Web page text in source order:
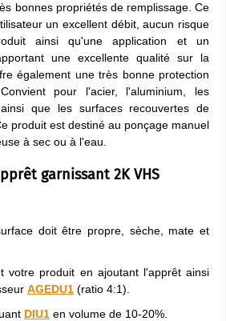
bonnes propriétés de remplissage. Ce
un excellent débit, aucun risque
ainsi qu'une application et un
une excellente qualité sur la
également une très bonne protection
pour l'acier, l'aluminium, les
que les surfaces recouvertes de
produit est destiné au ponçage manuel
à sec ou à l'eau.
garnissant 2K VHS
doit être propre, sèche, mate et
votre produit en ajoutant l'apprêt ainsi
AGEDU1 (ratio 4:1).
DIU1 en volume de 10-20%.